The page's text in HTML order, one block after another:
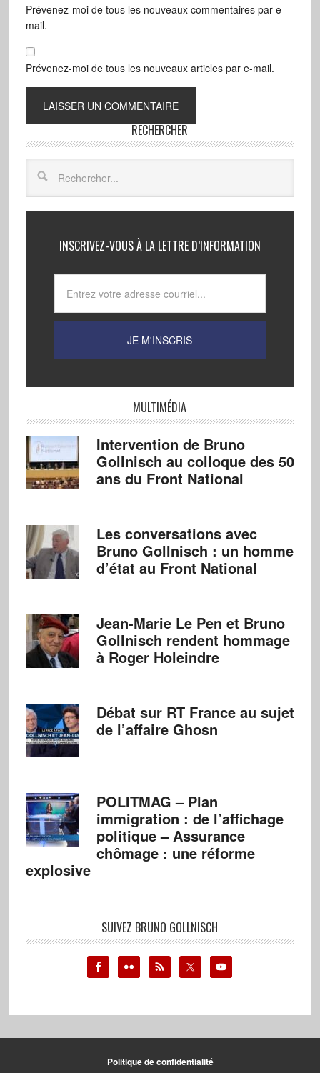
Prévenez-moi de tous les nouveaux commentaires par e-
mail.
Prévenez-moi de tous les nouveaux articles par e-mail.
RECHERCHER
INSCRIVEZ-VOUS À LA LETTRE D’INFORMATION
MULTIMÉDIA
Intervention de Bruno
Gollnisch au colloque des 50
ans du Front National
Les conversations avec
Bruno Gollnisch : un homme
d’état au Front National
Jean-Marie Le Pen et Bruno
Gollnisch rendent hommage
à Roger Holeindre
Débat sur RT France au sujet
de l’affaire Ghosn
POLITMAG – Plan
immigration : de l’affichage
politique – Assurance
chômage : une réforme
explosive
SUIVEZ BRUNO GOLLNISCH
Politique de confidentialité